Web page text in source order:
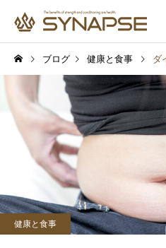
寄り添うサポート
通勤前でも安心
健康と食事
筋トレするとムキムキにな
る？実は多くの人が誤解し
ブログ 健康と食事 ダ
健康と食事